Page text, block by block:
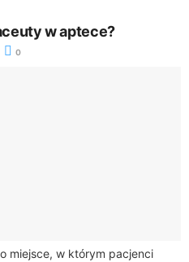
w aptece?
0
miejsce, w którym pacjenci